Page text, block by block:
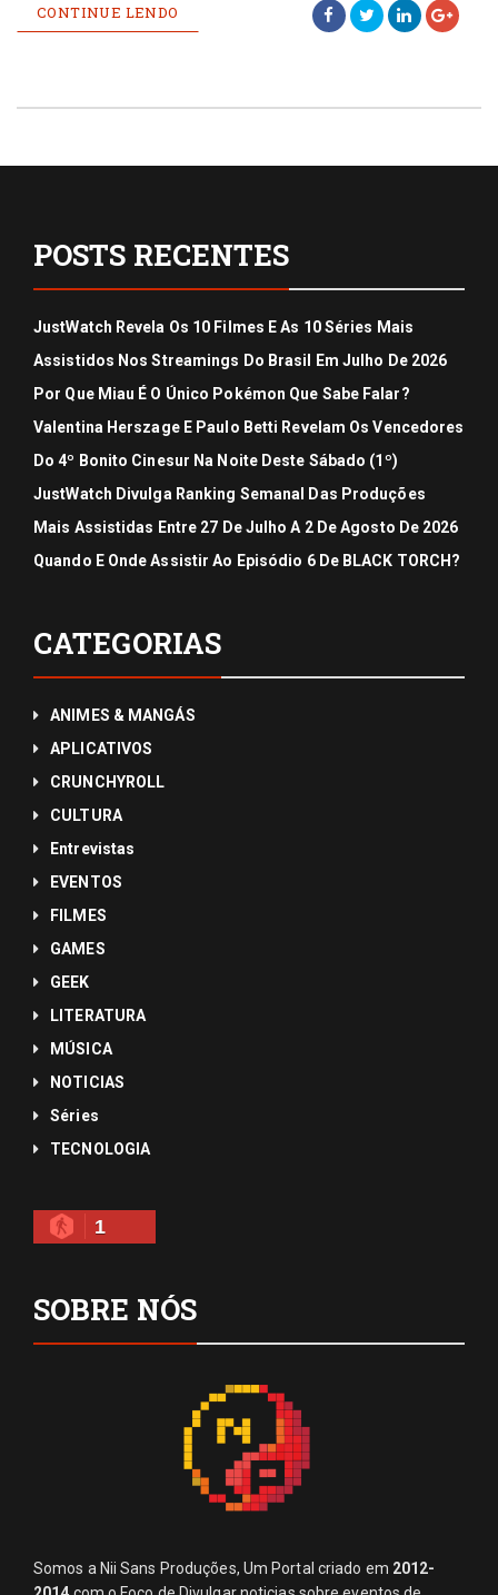
CONTINUE LENDO
POSTS RECENTES
JustWatch Revela Os 10 Filmes E As 10 Séries Mais
Assistidos Nos Streamings Do Brasil Em Julho De 2026
Por Que Miau É O Único Pokémon Que Sabe Falar?
Valentina Herszage E Paulo Betti Revelam Os Vencedores
Do 4º Bonito Cinesur Na Noite Deste Sábado (1º)
JustWatch Divulga Ranking Semanal Das Produções
Mais Assistidas Entre 27 De Julho A 2 De Agosto De 2026
Quando E Onde Assistir Ao Episódio 6 De BLACK TORCH?
CATEGORIAS
ANIMES & MANGÁS
APLICATIVOS
CRUNCHYROLL
CULTURA
Entrevistas
EVENTOS
FILMES
GAMES
GEEK
LITERATURA
MÚSICA
NOTICIAS
Séries
TECNOLOGIA
1
SOBRE NÓS
Somos a Nii Sans Produções, Um Portal criado em 2012-